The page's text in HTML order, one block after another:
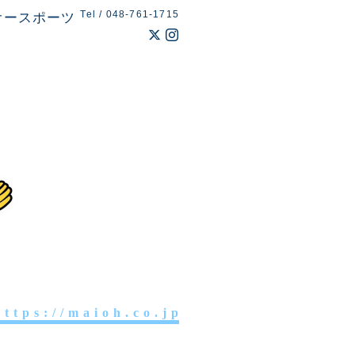
ースポーツ Tel / 048-761-1715
t t p s : / / m a i o h . c o . j p